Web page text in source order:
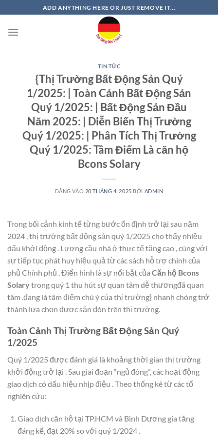
qua
nội
ADD ANYTHING HERE OR JUST REMOVE IT...
TIN TỨC
{Thị Trường Bất Động Sản Quý
1/2025: | Toàn Cảnh Bất Động Sản
Quý 1/2025: | Bất Động Sản Đầu
Năm 2025: | Diễn Biến Thị Trường
Quý 1/2025: | Phân Tích Thị Trường
Quý 1/2025: Tâm Điểm Là căn hộ
Bcons Solary
ĐĂNG VÀO 20 THÁNG 4, 2025 BỞI ADMIN
Trong bối cảnh kinh tế từng bước ổn định trở lại sau năm
2024 , thị trường bất động sản quý 1/2025 cho thấy nhiều
dấu khởi động . Lượng cầu nhà ở thực tế tăng cao , cùng với
sự tiếp tục phát huy hiệu quả từ các sách hỗ trợ chính của
phủ Chính phủ . Điển hình là sự nổi bật của Căn hộ Bcons
Solarytrong quý 1 thu hút sự quan tâm dễ thươngđã quan
tâm .đang là tâm điểm chú ý của thị trường} nhanh chóng trở
thành lựa chọn được săn đón trên thị trường.
Toàn Cảnh Thị Trường Bất Động Sản Quý
1/2025
Quý 1/2025 được đánh giá là khoảng thời gian thị trường
khởi động trở lại . Sau giai đoạn “ngủ đông”, các hoạt động
giao dịch có dấu hiệu nhịp điệu . Theo thống kê từ các tổ
nghiên cứu:
Giao dịch căn hộ tại TP.HCM và Bình Dương gia tăng
đáng kể, đạt 20% so với quý 1/2024 .